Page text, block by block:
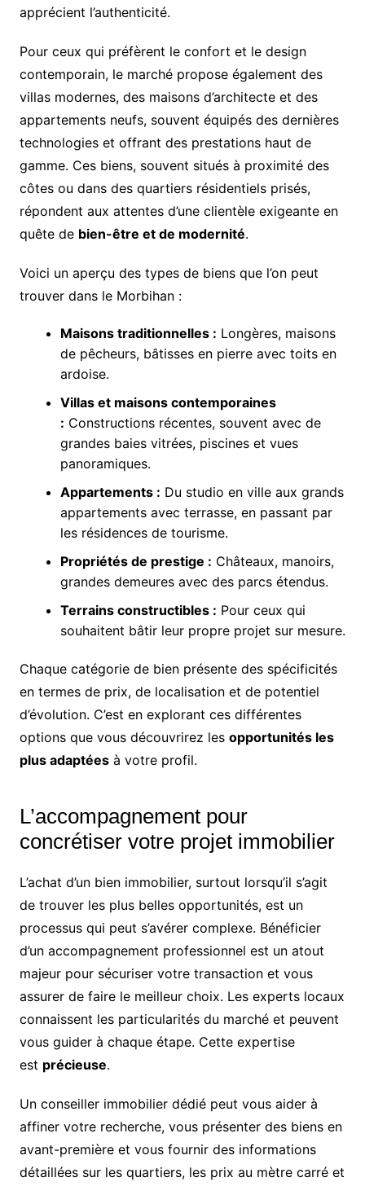
apprécient l’authenticité.
Pour ceux qui préfèrent le confort et le design
contemporain, le marché propose également des
villas modernes, des maisons d’architecte et des
appartements neufs, souvent équipés des dernières
technologies et offrant des prestations haut de
gamme. Ces biens, souvent situés à proximité des
côtes ou dans des quartiers résidentiels prisés,
répondent aux attentes d’une clientèle exigeante en
quête de bien-être et de modernité.
Voici un aperçu des types de biens que l’on peut
trouver dans le Morbihan :
Maisons traditionnelles : Longères, maisons
de pêcheurs, bâtisses en pierre avec toits en
ardoise.
Villas et maisons contemporaines
: Constructions récentes, souvent avec de
grandes baies vitrées, piscines et vues
panoramiques.
Appartements : Du studio en ville aux grands
appartements avec terrasse, en passant par
les résidences de tourisme.
Propriétés de prestige : Châteaux, manoirs,
grandes demeures avec des parcs étendus.
Terrains constructibles : Pour ceux qui
souhaitent bâtir leur propre projet sur mesure.
Chaque catégorie de bien présente des spécificités
en termes de prix, de localisation et de potentiel
d’évolution. C’est en explorant ces différentes
options que vous découvrirez les opportunités les
plus adaptéesà votre profil.
L’accompagnement pour
concrétiser votre projet immobilier
L’achat d’un bien immobilier, surtout lorsqu’il s’agit
de trouver les plus belles opportunités, est un
processus qui peut s’avérer complexe. Bénéficier
d’un accompagnement professionnel est un atout
majeur pour sécuriser votre transaction et vous
assurer de faire le meilleur choix. Les experts locaux
connaissent les particularités du marché et peuvent
vous guider à chaque étape. Cette expertise
est précieuse.
Un conseiller immobilier dédié peut vous aider à
affiner votre recherche, vous présenter des biens en
avant-première et vous fournir des informations
détaillées sur les quartiers, les prix au mètre carré et